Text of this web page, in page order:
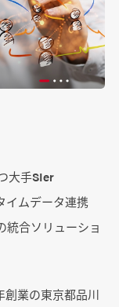
大手SIer
イムデータ連携
統合ソリューショ
創業の東京都品川